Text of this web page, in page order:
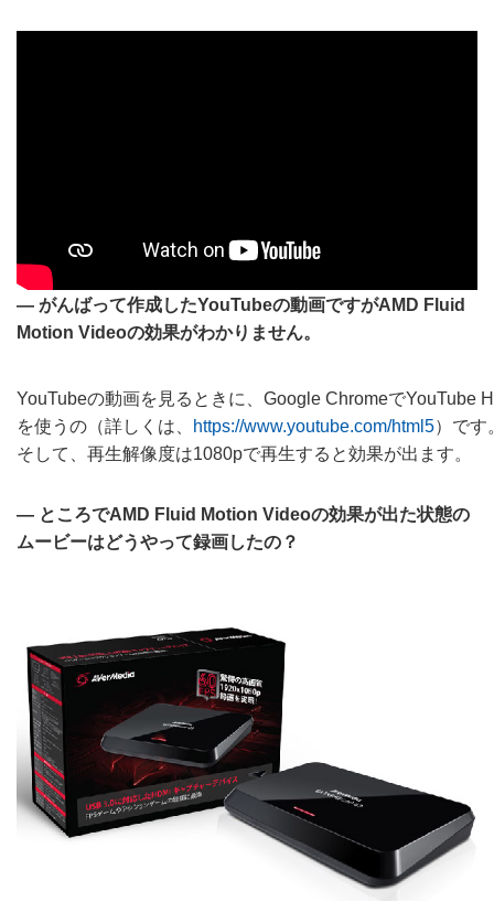
― がんばって作成したYouTubeの動画ですがAMD Fluid
Motion Videoの効果がわかりません。
YouTubeの動画を見るときに、Google ChromeでYouTube
を使うの（詳しくは、
https://www.youtube.com/html5）です
そして、再生解像度は1080pで再生すると効果が出ます。
― ところでAMD Fluid Motion Videoの効果が出た状態の
ムービーはどうやって録画したの？